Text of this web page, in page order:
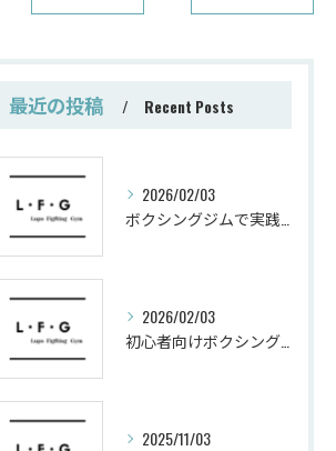
最近の投稿 Recent Posts
2026/02/03
2026/02/03
2025/11/03